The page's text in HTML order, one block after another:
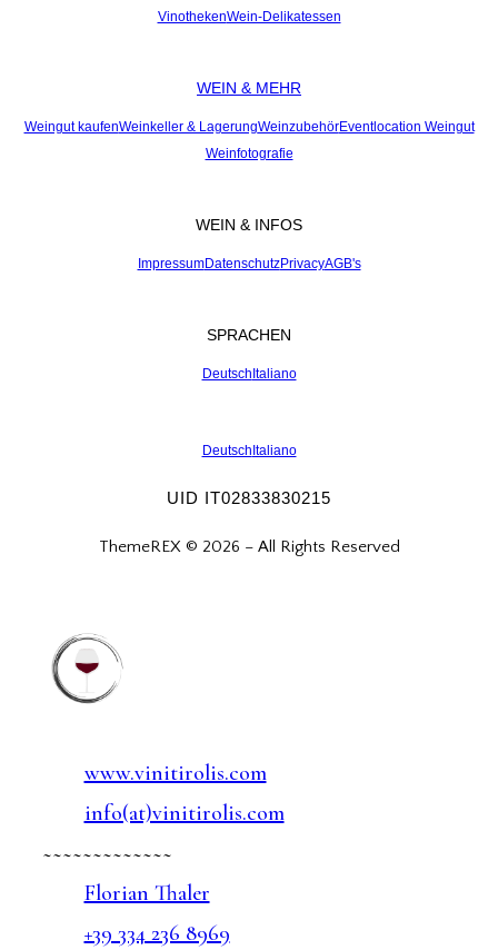
VinothekenWein-Delikatessen
WEIN & MEHR
Weingut kaufenWeinkeller & LagerungWeinzubehörEventlocation Weingut
Weinfotografie
WEIN & INFOS
ImpressumDatenschutzPrivacyAGB's
SPRACHEN
Deutsch Italiano
Deutsch Italiano
UID IT02833830215
ThemeREX © 2026 – All Rights Reserved
www.vinitirolis.com
info(at)vinitirolis.com
~~~~~~~~~~~~~
Florian Thaler
+39 334 236 8969